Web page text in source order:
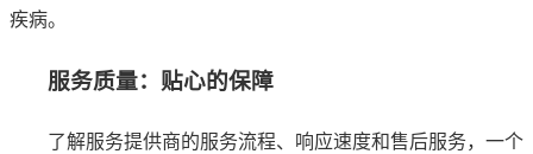
疾病。
服务质量：贴心的保障
了解服务提供商的服务流程、响应速度和售后服务，一个